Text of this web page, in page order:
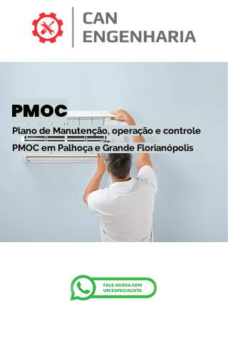
PMOC
Plano de Manutenção, operação e controle
PMOC em Palhoça e Grande Florianópolis